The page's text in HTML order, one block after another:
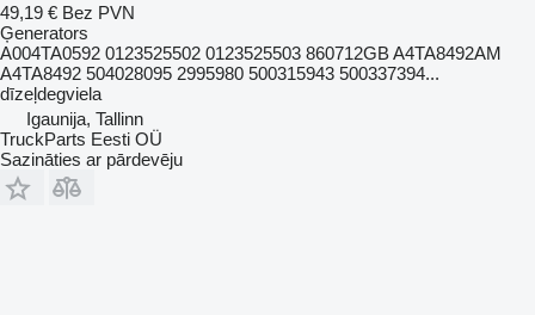
49,19 € Bez PVN
Ģenerators
A004TA0592 0123525502 0123525503 860712GB A4TA8492AM
A4TA8492 504028095 2995980 500315943 500337394...
dīzeļdegviela
Igaunija, Tallinn
TruckParts Eesti OÜ
Sazināties ar pārdevēju